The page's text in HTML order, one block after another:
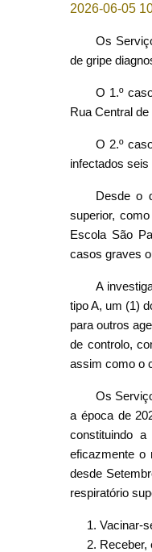
2026-06-05
Os
de gripe
O 1.º
Rua Central
O 2.º
infectados
Desde o
superior,
Escola São
casos graves
A
tipo A, um (1)
para outros
de controlo,
assim como o
Os
a época de
constituindo
eficazmente o
desde
respiratório
Vacinar-
Receber,